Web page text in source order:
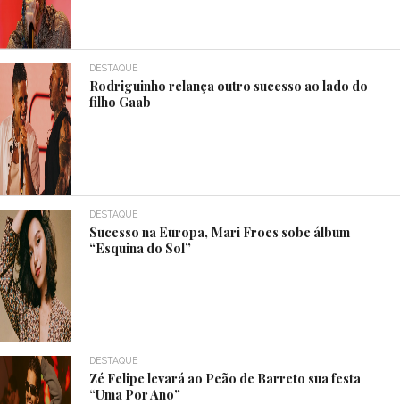
DESTAQUE
Rodriguinho relança outro sucesso ao lado do
filho Gaab
DESTAQUE
Sucesso na Europa, Mari Froes sobe álbum
“Esquina do Sol”
DESTAQUE
Zé Felipe levará ao Peão de Barreto sua festa
“Uma Por Ano”